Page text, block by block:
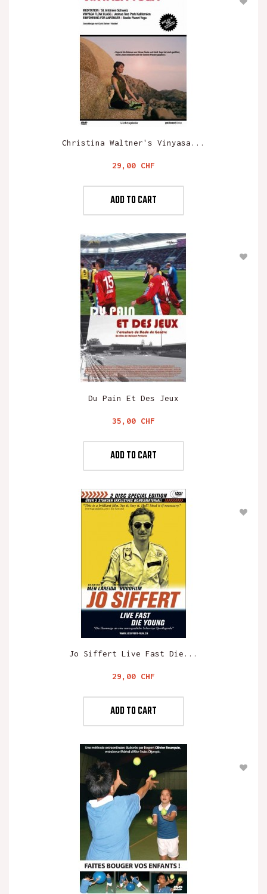
Christina Waltner's Vinyasa...
Preis
29,00 CHF
ADD TO CART
Du Pain Et Des Jeux
Preis
35,00 CHF
ADD TO CART
Jo Siffert Live Fast Die...
Preis
29,00 CHF
ADD TO CART